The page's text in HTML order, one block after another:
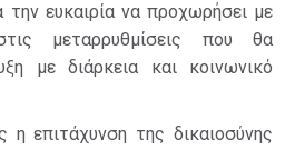
ευκαιρία να προχωρήσει με
μεταρρυθμίσεις που θα
με διάρκεια και κοινωνικό
η επιτάχυνση της δικαιοσύνης